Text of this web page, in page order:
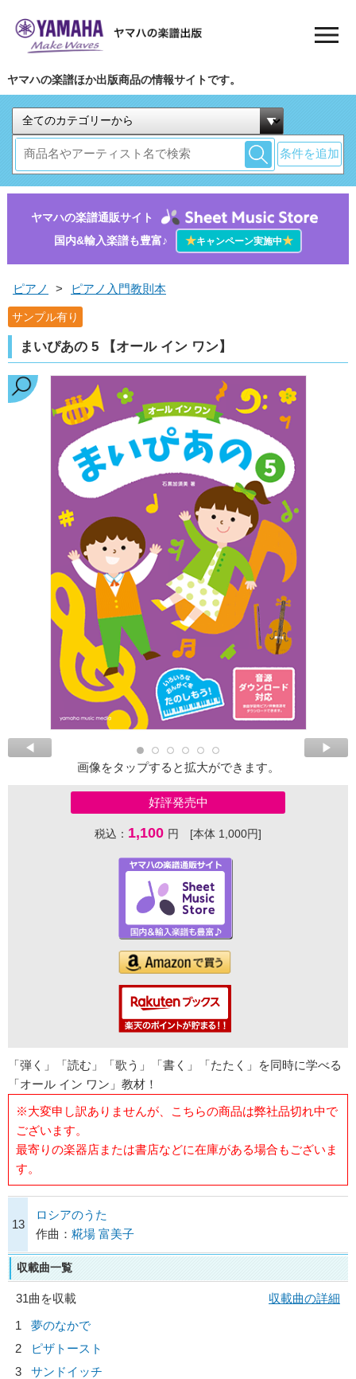
ヤマハの楽譜ほか出版商品の情報サイトです。
条件を追加
ヤマハの楽譜通販サイト
国内&輸入楽譜も豊富♪
★キャンペーン実施中★
ピアノ > ピアノ入門教則本
サンプル有り
まいぴあの 5 【オール イン ワン】
画像をタップすると拡大ができます。
好評発売中
税込： 1,100 円 [本体 1,000円]
「弾く」「読む」「歌う」「書く」「たたく」を同時に学べる
「オール イン ワン」教材！
※大変申し訳ありませんが、こちらの商品は弊社品切れ中で
ございます。
最寄りの楽器店または書店などに在庫がある場合もございま
す。
13
ロシアのうた
作曲： 糀場 富美子
収載曲一覧
31曲を収載
収載曲の詳細
1
夢のなかで
2
ピザトースト
3
サンドイッチ